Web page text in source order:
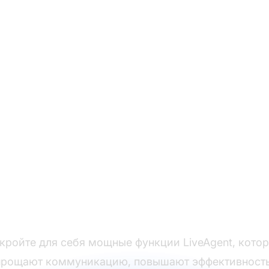
для себя мощные функции LiveAgent,
коммуникацию, повышают